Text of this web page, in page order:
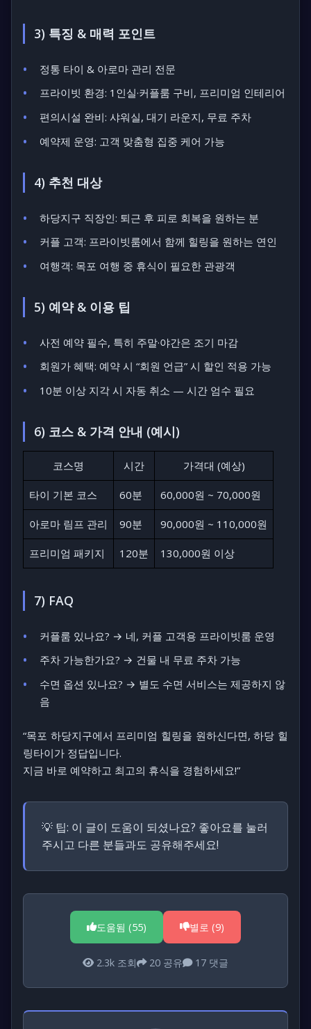
3) 특징 & 매력 포인트
정통 타이 & 아로마 관리 전문
프라이빗 환경: 1인실·커플룸 구비, 프리미엄 인테리어
편의시설 완비: 샤워실, 대기 라운지, 무료 주차
예약제 운영: 고객 맞춤형 집중 케어 가능
4) 추천 대상
하당지구 직장인: 퇴근 후 피로 회복을 원하는 분
커플 고객: 프라이빗룸에서 함께 힐링을 원하는 연인
여행객: 목포 여행 중 휴식이 필요한 관광객
5) 예약 & 이용 팁
사전 예약 필수, 특히 주말·야간은 조기 마감
회원가 혜택: 예약 시 “회원 언급” 시 할인 적용 가능
10분 이상 지각 시 자동 취소 — 시간 엄수 필요
6) 코스 & 가격 안내 (예시)
코스명 시간 가격대 (예상)
타이 기본 코스 60분 60,000원 ~ 70,000원
아로마 림프 관리 90분 90,000원 ~ 110,000원
프리미엄 패키지 120분 130,000원 이상
7) FAQ
커플룸 있나요? → 네, 커플 고객용 프라이빗룸 운영
주차 가능한가요? → 건물 내 무료 주차 가능
수면 옵션 있나요? → 별도 수면 서비스는 제공하지 않
음
“목포 하당지구에서 프리미엄 힐링을 원하신다면, 하당 힐
링타이가 정답입니다.
지금 바로 예약하고 최고의 휴식을 경험하세요!”
💡 팁: 이 글이 도움이 되셨나요? 좋아요를 눌러
주시고 다른 분들과도 공유해주세요!
도움됨 (55) 별로 (9)
2.3k 조회 20 공유 17 댓글